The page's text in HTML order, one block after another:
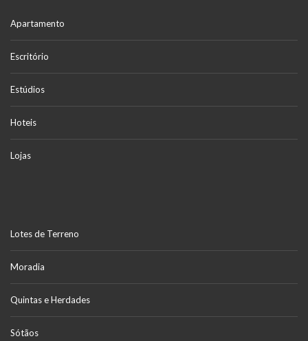
Apartamento
Escritório
Estúdios
Hoteis
Lojas
Lotes de Terreno
Moradia
Quintas e Herdades
Sótãos